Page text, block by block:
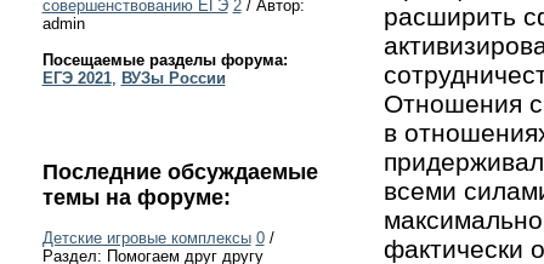
совершенствованию ЕГЭ 2/ Автор:
admin
Посещаемые разделы форума:
ЕГЭ 2021, ВУЗы России
Последние обсуждаемые
темы на форуме:
Детские игровые комплексы 0/
Раздел: Помогаем друг другу
расширить
Отношения
в
всеми
фактически